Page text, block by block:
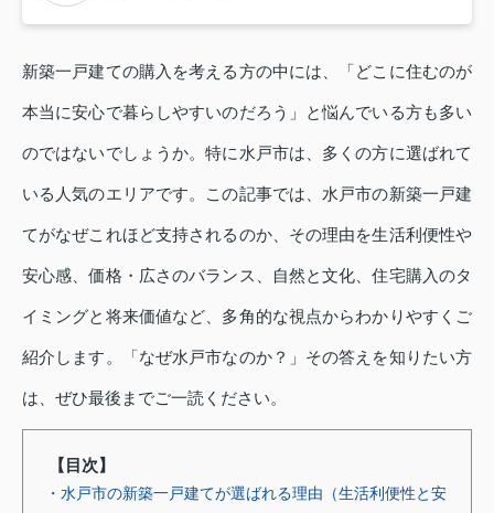
新築一戸建ての購入を考える方の中には、「どこに住むのが
本当に安心で暮らしやすいのだろう」と悩んでいる方も多い
のではないでしょうか。特に水戸市は、多くの方に選ばれて
いる人気のエリアです。この記事では、水戸市の新築一戸建
てがなぜこれほど支持されるのか、その理由を生活利便性や
安心感、価格・広さのバランス、自然と文化、住宅購入のタ
イミングと将来価値など、多角的な視点からわかりやすくご
紹介します。「なぜ水戸市なのか？」その答えを知りたい方
は、ぜひ最後までご一読ください。
【目次】
・水戸市の新築一戸建てが選ばれる理由（生活利便性と安